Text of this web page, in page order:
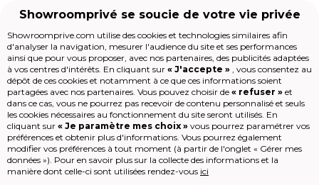
Accueil
Les jours de la Maison
Mode
Voyages
Enfant
Beauté
Sport
Voyages Séjour Séjour Europe Séjour Espagne Séjour
Voyage Catalogne
La Catalogne, c’est une région
espagnole qui se vit intensément : entre
les ruelles gothiques de Barcelone, les
criques sauvages de la Costa Brava, les
sommets pyrénéens et les plaines
dorées de l’arrière-pays, chaque coin de
Voir plus
Showroomprivé se soucie de votre vie privée
Showroomprive.com utilise des cookies et technologies similaires afin
d'analyser la navigation, mesurer l'audience du site et ses performances
ainsi que pour vous proposer, avec nos partenaires, des publicités adaptées
à vos centres d'intérêts. En cliquant sur « J'accepte » , vous consentez au
dépôt de ces cookies et notamment à ce que ces informations soient
partagées avec nos partenaires. Vous pouvez choisir de « refuser » et
dans ce cas, vous ne pourrez pas recevoir de contenu personnalisé et seuls
les cookies nécessaires au fonctionnement du site seront utilisés. En
cliquant sur « Je paramètre mes choix » vous pourrez paramétrer vos
préférences et obtenir plus d'informations. Vous pourrez également
modifier vos préférences à tout moment (à partir de l'onglet « Gérer mes
données »). Pour en savoir plus sur la collecte des informations et la
manière dont celle-ci sont utilisées rendez-vous ici